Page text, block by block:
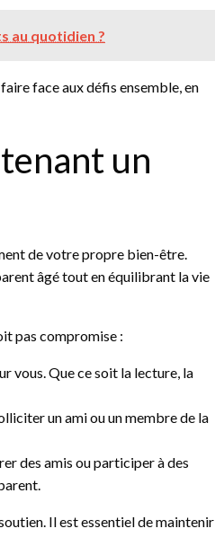
au quotidien ?
face aux défis ensemble, en
un
de votre propre bien-être.
âgé tout en équilibrant la vie
pas compromise :
vous. Que ce soit la lecture, la
un ami ou un membre de la
des amis ou participer à des
Il est essentiel de maintenir